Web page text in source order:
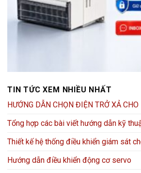
TIN TỨC XEM NHIỀU NHẤT
HƯỚNG DẪN CHỌN ĐIỆN TRỞ XẢ
Tổng hợp các bài viết hướng dẫn kỹ
Thiết kế hệ thống điều khiển giám sát
Hướng dẫn điều khiển động cơ servo